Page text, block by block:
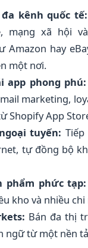
kênh quốc tế:
mạng xã hội
Amazon hay
một nơi.
app phong phú:
marketing,
Shopify App
tuyến:
tự đồng bộ
phẩm phức tạp:
kho và nhiều
Bán đa thị
ngữ từ một nền